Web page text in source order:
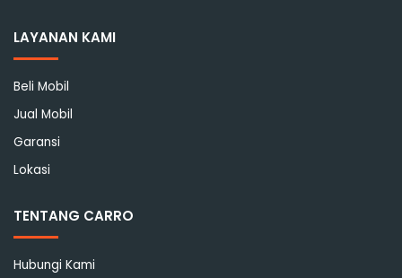
LAYANAN KAMI
Beli Mobil
Jual Mobil
Garansi
Lokasi
TENTANG CARRO
Hubungi Kami